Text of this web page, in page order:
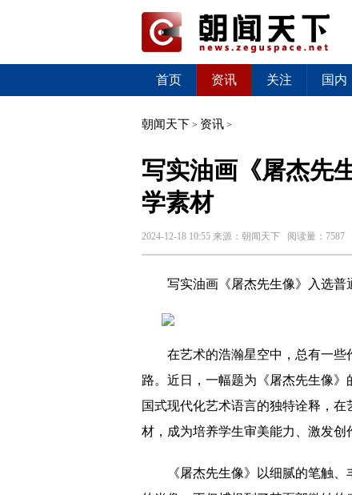
首页 资讯 关注 国内
朝闻天下 > 资讯 >
写实油画《屠杰先
学素材
2024-12-18 10:55 来源： 朝闻天下 阅读量：7587
写实油画《屠杰先生像》入选普
在艺术的浩瀚星空中，总有一
路。近日，一幅题为《屠杰先生像
国式现代化艺术语言的独特诠释，
材，成为培养学生审美能力、激发创
《屠杰先生像》以细腻的笔触